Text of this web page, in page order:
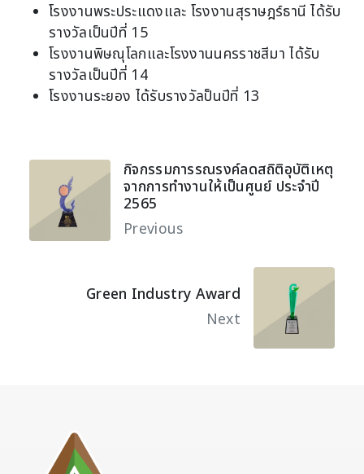
โรงงานพระประแดงและ โรงงานสุราษฎร์ธานี ได้รับ
รางวัลเป็นปีที่ 15
โรงงานพิษณุโลกและโรงงานนครราชสีมา ได้รับ
รางวัลเป็นปีที่ 14
โรงงานระยอง ได้รับรางวัลป็นปีที่ 13
กิจกรรมการรณรงค์ลดสถิติอุบัติเหตุ
จากการทำงานให้เป็นศูนย์ ประจำปี
2565
Previous
Green Industry Award
Next